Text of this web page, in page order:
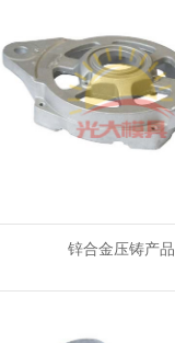
锌合金压铸产品